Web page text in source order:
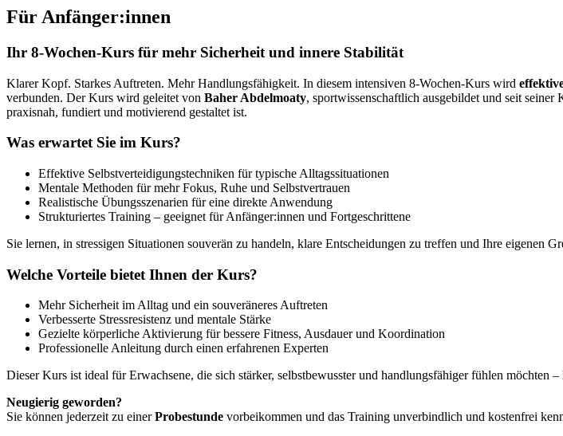
Für Anfänger:innen
Ihr 8‑Wochen‑Kurs für mehr Sicherheit und innere Stabilität
Klarer Kopf. Starkes Auftreten. Mehr Handlungsfähigkeit. In diesem intensiven 8‑Wochen‑Kurs wird
verbunden. Der Kurs wird geleitet von Baher Abdelmoaty, sportwissenschaftlich ausgebildet und seit
praxisnah, fundiert und motivierend gestaltet ist.
Was erwartet Sie im Kurs?
Effektive Selbstverteidigungstechniken für typische Alltagssituationen
Mentale Methoden für mehr Fokus, Ruhe und Selbstvertrauen
Realistische Übungsszenarien für eine direkte Anwendung
Strukturiertes Training – geeignet für Anfänger:innen und Fortgeschrittene
Sie lernen, in stressigen Situationen souverän zu handeln, klare Entscheidungen zu treffen und Ihre eigenen
Welche Vorteile bietet Ihnen der Kurs?
Mehr Sicherheit im Alltag und ein souveräneres Auftreten
Verbesserte Stressresistenz und mentale Stärke
Gezielte körperliche Aktivierung für bessere Fitness, Ausdauer und Koordination
Professionelle Anleitung durch einen erfahrenen Experten
Dieser Kurs ist ideal für Erwachsene, die sich stärker, selbstbewusster und handlungsfähiger fühlen möchten
Neugierig geworden?
Sie können jederzeit zu einerProbestunde vorbeikommen und das Training unverbindlich und kostenfrei